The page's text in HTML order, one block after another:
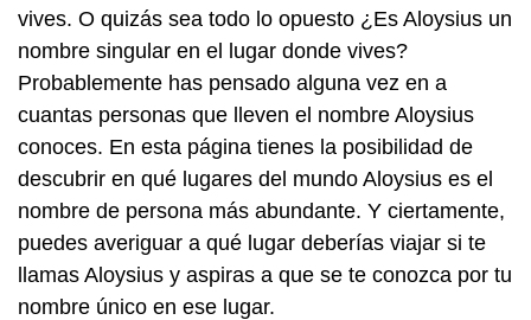
vives. O quizás sea todo lo opuesto ¿Es Aloysius un
nombre singular en el lugar donde vives?
Probablemente has pensado alguna vez en a
cuantas personas que lleven el nombre Aloysius
conoces. En esta página tienes la posibilidad de
descubrir en qué lugares del mundo Aloysius es el
nombre de persona más abundante. Y ciertamente,
puedes averiguar a qué lugar deberías viajar si te
llamas Aloysius y aspiras a que se te conozca por tu
nombre único en ese lugar.